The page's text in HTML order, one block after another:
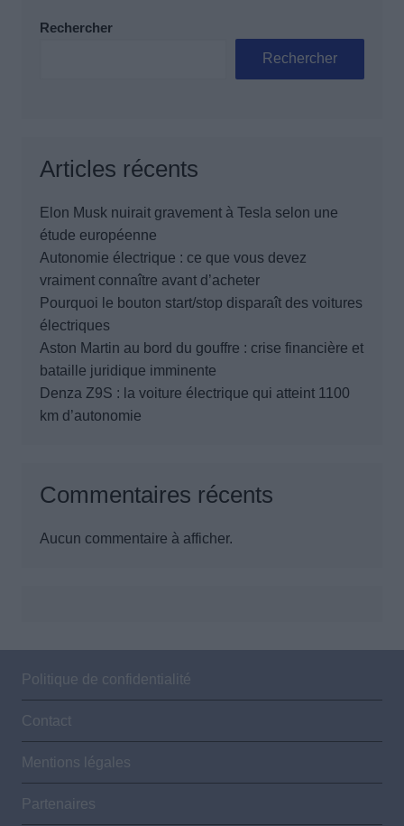
Rechercher
Rechercher
Articles récents
Elon Musk nuirait gravement à Tesla selon une
étude européenne
Autonomie électrique : ce que vous devez
vraiment connaître avant d’acheter
Pourquoi le bouton start/stop disparaît des voitures
électriques
Aston Martin au bord du gouffre : crise financière et
bataille juridique imminente
Denza Z9S : la voiture électrique qui atteint 1100
km d’autonomie
Commentaires récents
Aucun commentaire à afficher.
Politique de confidentialité
Contact
Mentions légales
Partenaires